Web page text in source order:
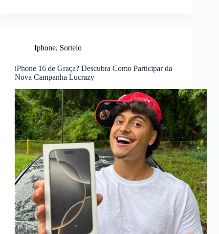
Iphone, Sorteio
iPhone 16 de Graça? Descubra Como Participar da
Nova Campanha Lucrazy